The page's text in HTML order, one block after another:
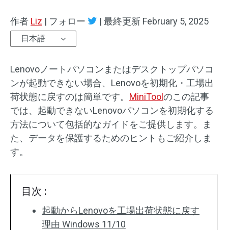
作者 Liz | フォロー | 最終更新 February 5, 2025
日本語
Lenovoノートパソコンまたはデスクトップパソコ
ンが起動できない場合、Lenovoを初期化・工場出
荷状態に戻すのは簡単です。 MiniToolのこの記事
では、起動できないLenovoパソコンを初期化する
方法について包括的なガイドをご提供します。ま
た、データを保護するためのヒントもご紹介しま
す。
目次 :
起動からLenovoを工場出荷状態に戻す
理由 Windows 11/10